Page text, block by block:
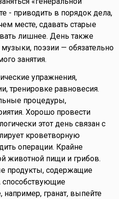
- приводить в порядок дела,
месте, сдавать старые
лишнее. День также
музыки, поэзии — обязательно
занятия.
упражнения,
тренировке равновесия.
процедуры,
Хорошо провести
этот день связан с
кроветворную
операции. Крайне
животной пищи и грибов.
продукты, содержащие
способствующие
гранат, выпейте